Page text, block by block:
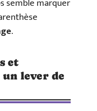
semble marquer
.
et
lever de